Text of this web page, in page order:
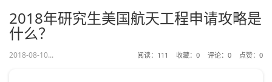
2018年研究生美国航天工程申请攻略是
什么？
2018-08-10... 阅读： 111 收藏： 0 评论： 0 点赞： 0